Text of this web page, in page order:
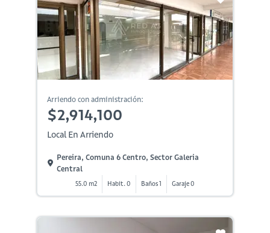
Arriendo con administración:
$2,914,100
Local En Arriendo
Pereira, Comuna 6 Centro, Sector Galeria
Central
55.0 m2 Habit. 0 Baños 1 Garaje 0